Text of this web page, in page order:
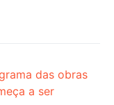
das obras
a ser